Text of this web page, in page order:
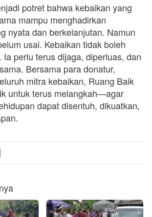
potret bahwa kebaikan yang
mampu menghadirkan
nyata dan berkelanjutan. Namun
usai. Kebaikan tidak boleh
Ia perlu terus dijaga, diperluas, dan
Bersama para donatur,
mitra kebaikan, Ruang Baik
untuk terus melangkah—agar
dapat disentuh, dikuatkan,